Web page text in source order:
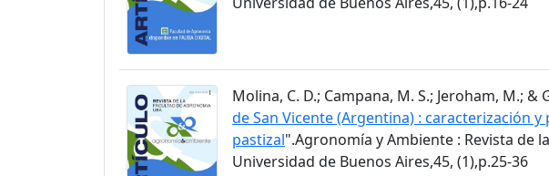
Molina, C. D.; Campana, M. S.; Jeroham, M.; &
de San Vicente (Argentina) : caracterización
pastizal".Agronomía y Ambiente : Revista de
Universidad de Buenos Aires,45, (1),p.25-36